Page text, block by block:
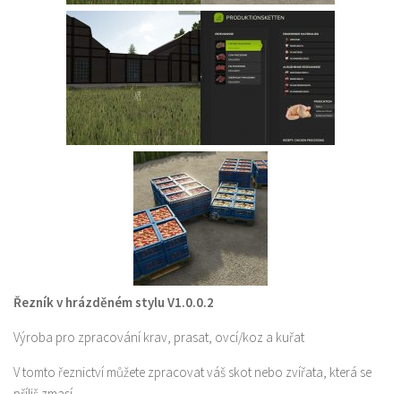
Řezník v hrázděném stylu V1.0.0.2
Výroba pro zpracování krav, prasat, ovcí/koz a kuřat
V tomto řeznictví můžete zpracovat váš skot nebo zvířata, která se